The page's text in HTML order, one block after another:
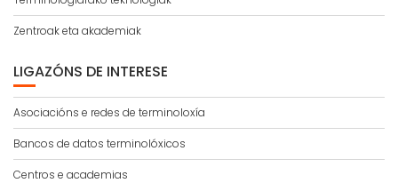
Zentroak eta akademiak
LIGAZÓNS DE INTERESE
Asociacións e redes de terminoloxía
Bancos de datos terminolóxicos
Centros e academias